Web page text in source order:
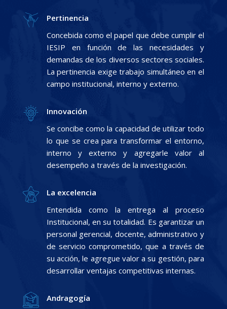
Pertinencia
Concebida como el papel que debe cumplir el
IESIP en función de las necesidades y
demandas de los diversos sectores sociales.
La pertinencia exige trabajo simultáneo en el
campo institucional, interno y externo.
Innovación
Se concibe como la capacidad de utilizar todo
lo que se crea para transformar el entorno,
interno y externo y agregarle valor al
desempeño a través de la investigación.
La excelencia
Entendida como la entrega al proceso
Institucional, en su totalidad. Es garantizar un
personal gerencial, docente, administrativo y
de servicio comprometido, que a través de
su acción, le agregue valor a su gestión, para
desarrollar ventajas competitivas internas.
Andragogía